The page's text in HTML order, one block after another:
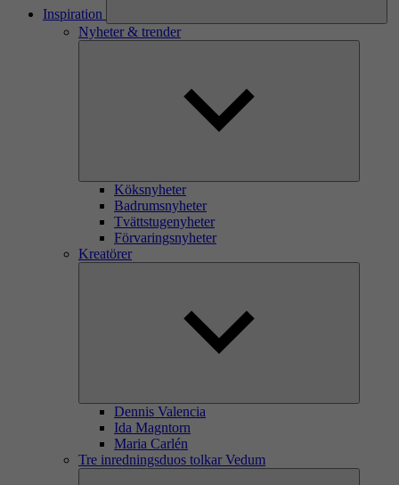
Inspiration
Nyheter & trender
Köksnyheter
Badrumsnyheter
Tvättstugenyheter
Förvaringsnyheter
Kreatörer
Dennis Valencia
Ida Magntorn
Maria Carlén
Tre inredningsduos tolkar Vedum